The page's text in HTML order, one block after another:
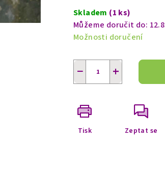
cena:
Skladem (1 ks)
Můžeme doručit do:
Možnosti doručení
+
−
Tisk Zeptat se